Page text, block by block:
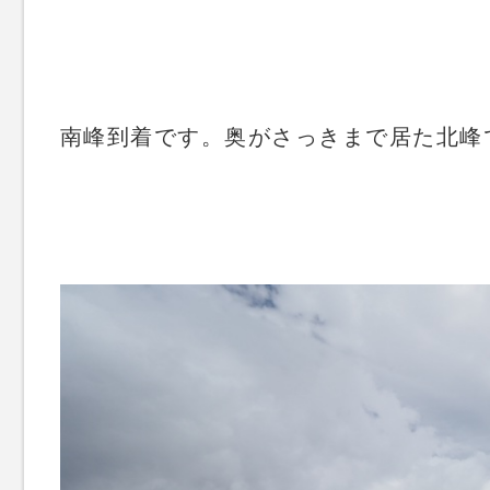
南峰到着です。奥がさっきまで居た北峰